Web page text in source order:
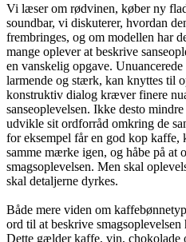
Vi læser om rødvinen, køber ny
soundbar, vi diskuterer, hvordan
frembringes, og om modellen har
mange oplever at beskrive
en vanskelig opgave.
larmende og stærk, kan knyttes til
konstruktiv dialog kræver finere
sanseoplevelsen. Ikke desto
udvikle sit ordforråd omkring de
for eksempel får en god kop kaffe,
samme mærke igen, og håbe på at
smagsoplevelsen. Men skal
skal detaljerne dyrkes.
Både mere viden om
ord til at beskrive
Dette gælder kaffe, vin, chokolade